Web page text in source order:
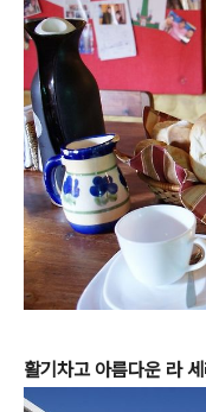
활기차고 아름다운 라